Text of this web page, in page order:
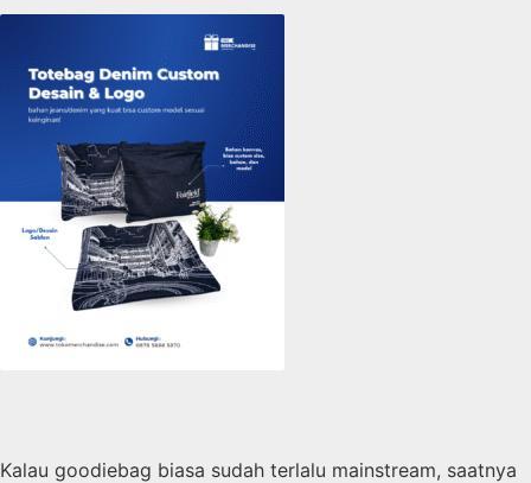
Kalau goodiebag biasa sudah terlalu mainstream, saatnya